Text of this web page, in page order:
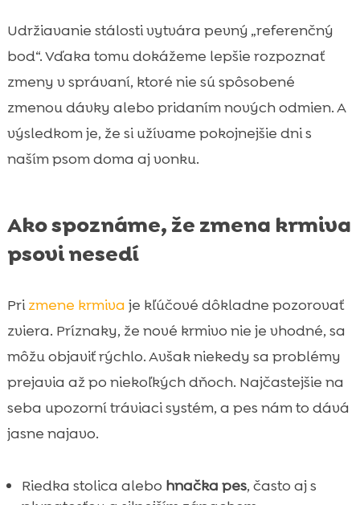
Udržiavanie stálosti vytvára pevný „referenčný
bod“. Vďaka tomu dokážeme lepšie rozpoznať
zmeny v správaní, ktoré nie sú spôsobené
zmenou dávky alebo pridaním nových odmien. A
výsledkom je, že si užívame pokojnejšie dni s
naším psom doma aj vonku.
Ako spoznáme, že zmena krmiva
psovi nesedí
Prizmene krmiva je kľúčové dôkladne pozorovať
zviera. Príznaky, že nové krmivo nie je vhodné, sa
môžu objaviť rýchlo. Avšak niekedy sa problémy
prejavia až po niekoľkých dňoch. Najčastejšie na
seba upozorní tráviaci systém, a pes nám to dává
jasne najavo.
Riedka stolica alebo hnačka pes, často aj s